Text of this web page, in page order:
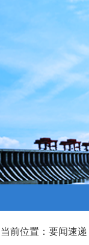
当前位置： 要闻速递